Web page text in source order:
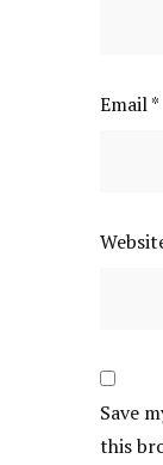
Email*
Save
this